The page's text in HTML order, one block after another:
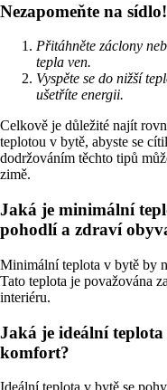
Nezapomeňte na sídlo!
Přitáhněte záclony
tepla ven.
Vyspěte se do nižší
ušetříte energii.
Celkově je důležité najít
teplotou v bytě, abyste se
dodržováním těchto tipů
zimě.
Jaká je minimální
pohodlí a zdraví
Minimální teplota v bytě by
Tato teplota je považována
interiéru.
Jaká je ideální
komfort?